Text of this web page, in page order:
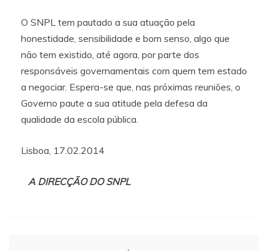
O SNPL tem pautado a sua atuação pela
honestidade, sensibilidade e bom senso, algo que
não tem existido, até agora, por parte dos
responsáveis governamentais com quem tem estado
a negociar. Espera-se que, nas próximas reuniões, o
Governo paute a sua atitude pela defesa da
qualidade da escola pública.
Lisboa, 17.02.2014
A DIRECÇÃO DO SNPL